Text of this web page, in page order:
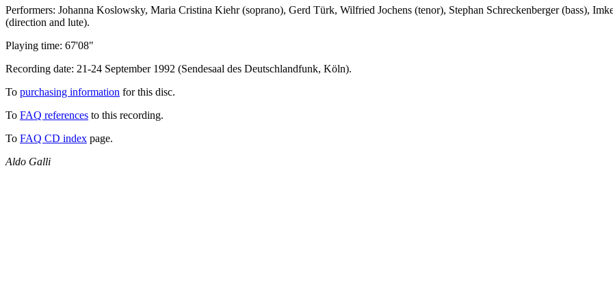
Performers: Johanna Koslowsky, Maria Cristina Kiehr (soprano), Gerd Türk, Wilfried Jochens (tenor), Stephan Schreckenberger (bass),
(direction and lute).
Playing time: 67'08"
Recording date: 21-24 September 1992 (Sendesaal des Deutschlandfunk, Köln).
To purchasing information for this disc.
To FAQ references to this recording.
To FAQ CD index page.
Aldo Galli